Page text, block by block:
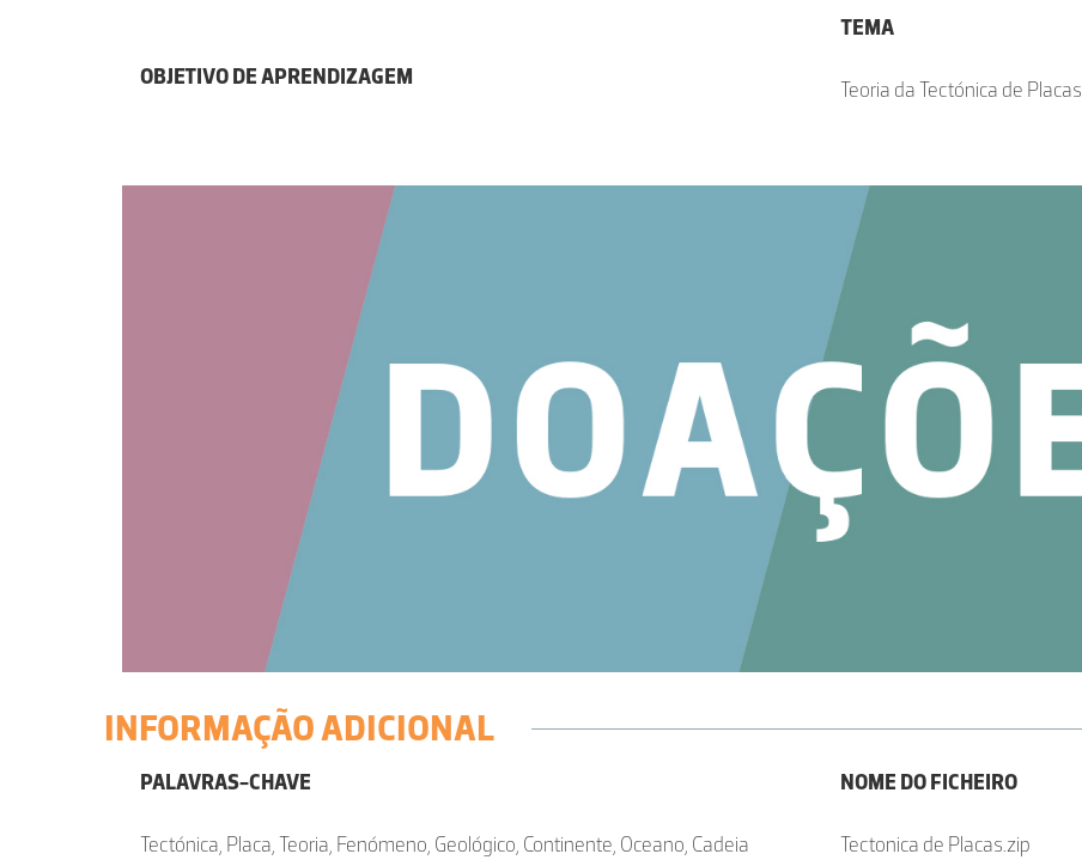
OBJETIVO DE APRENDIZAGEM
TEMA
Teoria da Tectónica de Placas
INFORMAÇÃO ADICIONAL
PALAVRAS-CHAVE
Tectónica, Placa, Teoria, Fenómeno, Geológico, Continente, Oceano, Cadeia
NOME DO FICHEIRO
Tectonica de Placas.zip